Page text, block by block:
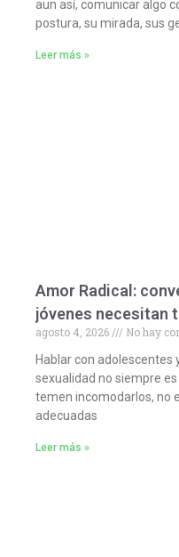
aun así, comunicar algo
postura, su mirada, sus
Leer más »
Amor Radical:
jóvenes necesitan
agosto 4, 2026
No hay
Hablar con adolescentes
sexualidad no siempre
temen incomodarlos, no
adecuadas
Leer más »